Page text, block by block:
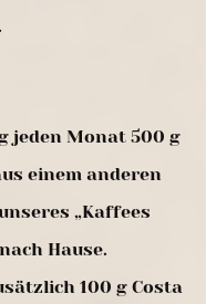
jeden Monat 500 g
einem anderen
„Kaffees
Hause.
100 g Costa